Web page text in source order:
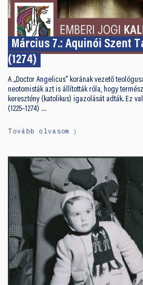
Március 7.: Aquinói Szent
(1274)
A „Doctor Angelicus” korának vezető
neotomisták azt is állították róla, hogy
keresztény (katolikus) igazolását adták. Ez
(1225–1274) …
Tovább olvasom